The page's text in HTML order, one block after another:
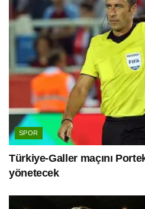
SPOR
Türkiye-Galler maçını
yönetecek